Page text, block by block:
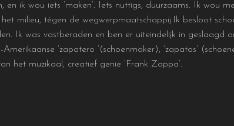
en ik wou iets ‘maken’. Iets nuttigs, duurzaams. Ik wou
milieu, tégen de wegwerpmaatschappij.Ik besloot
Ik was vastberaden en ben er uiteindelijk in
‘zapatero ‘(schoenmaker), ‘zapatos’
het muzikaal, creatief genie ‘Frank Zappa’.